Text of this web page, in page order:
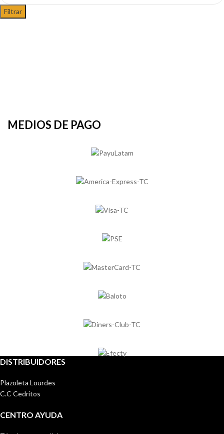
Filtrar
MEDIOS DE PAGO
DISTRIBUIDORES
Plazoleta Lourdes
C.C Cedritos
CENTRO AYUDA